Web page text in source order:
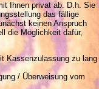
Ihnen privat ab. D.h. Sie
das fällige
keinen Anspruch
die Möglichkeit dafür,
Kassenzulassung zu lang
/ Überweisung vom